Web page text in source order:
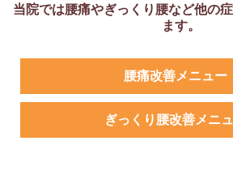
当院では腰痛やぎっくり腰など他の
ます。
腰痛改善メニュー
ぎっくり腰改善メニ